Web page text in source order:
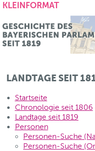
KLEINFORMAT
LANDTAGE SEIT
Startseite
Chronologie seit 1806
Landtage seit 1819
Personen
Personen-Suche
Personen-Suche